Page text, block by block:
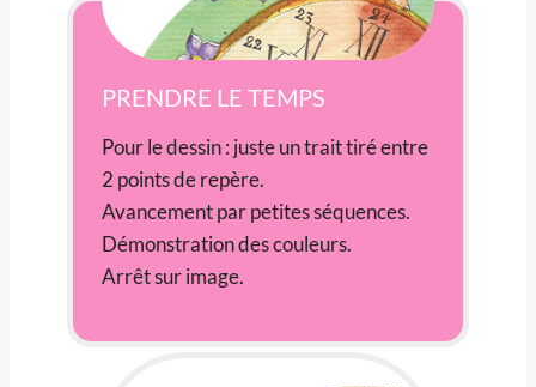
PRENDRE LE TEMPS
Pour le dessin : juste un trait tiré entre
2 points de repère.
Avancement par petites séquences.
Démonstration des couleurs.
Arrêt sur image.